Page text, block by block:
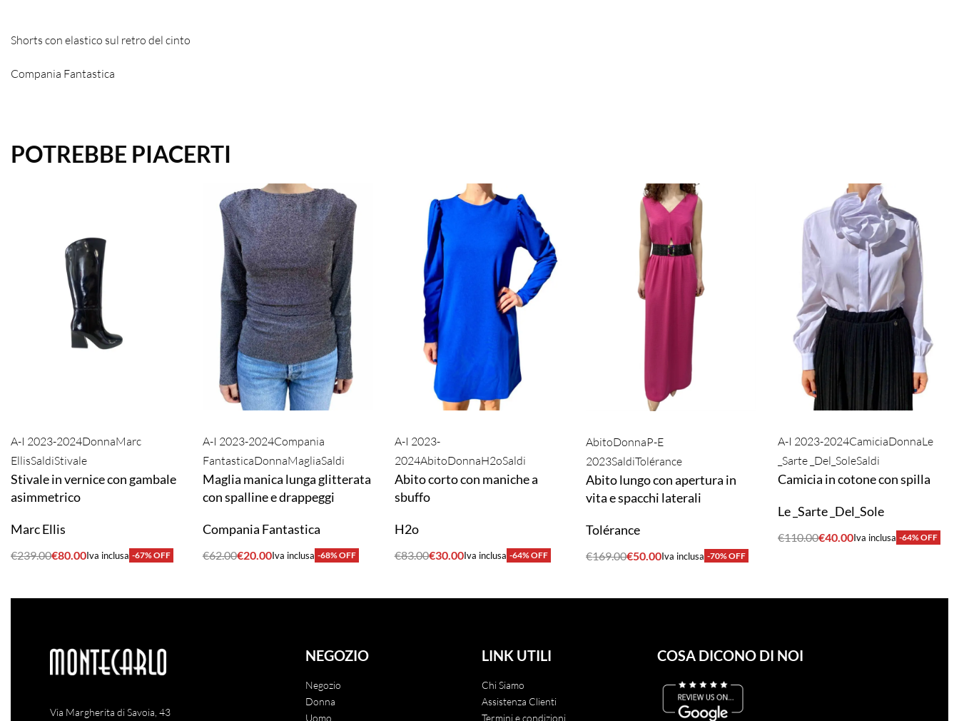
Shorts con elastico sul retro del cinto
Compania Fantastica
POTREBBE PIACERTI
A-I 2023-2024DonnaMarc
EllisSaldiStivale
Stivale in vernice con gambale
asimmetrico
Marc Ellis
€239.00€80.00Iva inclusa -67% OFF
A-I 2023-2024Compania
FantasticaDonnaMagliaSaldi
Maglia manica lunga glitterata
con spalline e drappeggi
Compania Fantastica
€62.00€20.00Iva inclusa -68% OFF
A-I 2023-
2024AbitoDonnaH2oSaldi
Abito corto con maniche a
sbuffo
H2o
€83.00€30.00Iva inclusa -64% OFF
AbitoDonnaP-E
2023SaldiTolérance
Abito lungo con apertura in
vita e spacchi laterali
Tolérance
€169.00€50.00Iva inclusa -70% OFF
A-I 2023-2024CamiciaDonnaLe
_Sarte _Del_SoleSaldi
Camicia in cotone con spilla
Le _Sarte _Del_Sole
€110.00€40.00Iva inclusa -64% OFF
Via Margherita di Savoia, 43
NEGOZIO
Negozio
Donna
Uomo
LINK UTILI
Chi Siamo
Assistenza Clienti
Termini e condizioni
COSA DICONO DI NOI